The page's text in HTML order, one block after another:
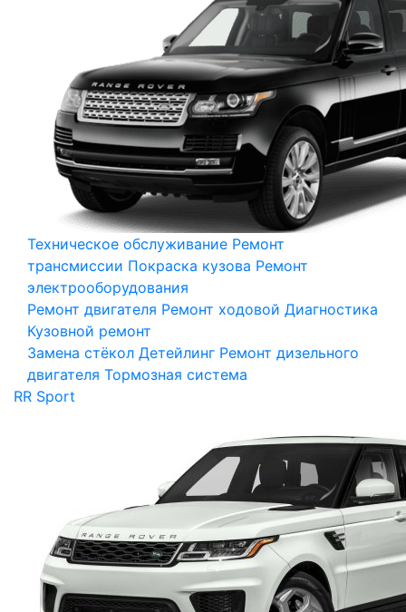
Техническое обслуживание Ремонт
трансмиссии Покраска кузова Ремонт
электрооборудования
Ремонт двигателя Ремонт ходовой Диагностика
Кузовной ремонт
Замена стёкол Детейлинг Ремонт дизельного
двигателя Тормозная система
RR Sport